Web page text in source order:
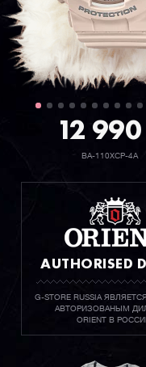
12 990
BA-110XCP-4A
AUTHORISED
G-STORE RUSSIA
АВТОРИЗОВАНЫМ
ORIENT В